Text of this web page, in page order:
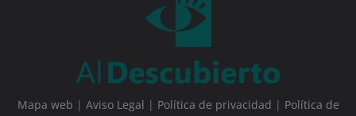
Mapa web | Aviso Legal | Política de privacidad | Política de